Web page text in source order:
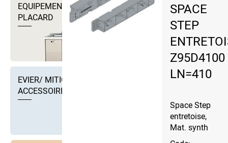
EQUIPEMENTS DRESSING ET
PLACARD
EVIER/ MITIGEUR EVIER ET
ACCESSOIRES
SPACE
STEP
Z95D4100
LN=410
Space Step
entretoise,
Mat. synth